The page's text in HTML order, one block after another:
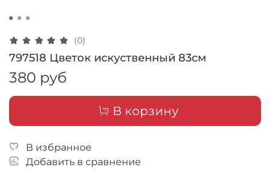
(0)
797518 Цветок искуственный 83см
380 руб
В корзину
В избранное
Добавить в сравнение